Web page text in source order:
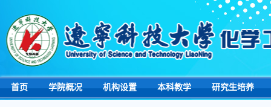
首页 学院概况 机构设置 本科教学 研究生培养